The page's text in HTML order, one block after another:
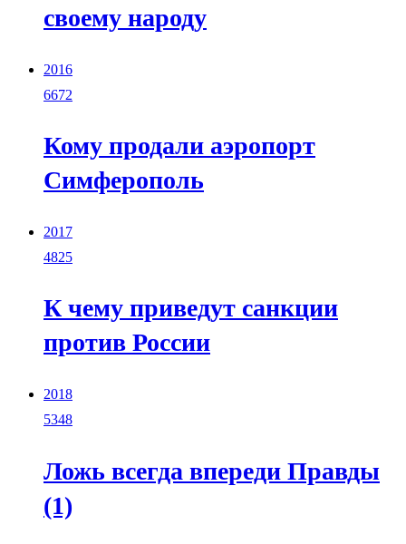
своему народу
2016
6672
Кому продали аэропорт
Симферополь
2017
4825
К чему приведут санкции
против России
2018
5348
Ложь всегда впереди Правды
(1)